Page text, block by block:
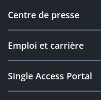
Centre de presse
Emploi et carrière
Single Access Portal